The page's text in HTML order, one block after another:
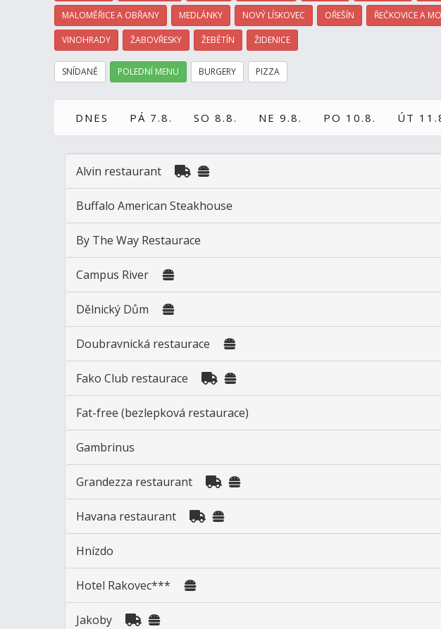
MALOMĚŘICE A OBŘANY MEDLÁNKY NOVÝ LÍSKOVEC OŘEŠÍN ŘEČKOVICE A
VINOHRADY ŽABOVŘESKY ŽEBĚTÍN ŽIDENICE
SNÍDANĚ POLEDNÍ MENU BURGERY PIZZA
DNES PÁ 7.8. SO 8.8. NE 9.8. PO 10.8. ÚT
Alvin restaurant
Buffalo American Steakhouse
By The Way Restaurace
Campus River
Dělnický Dům
Doubravnická restaurace
Fako Club restaurace
Fat-free (bezlepková restaurace)
Gambrinus
Grandezza restaurant
Havana restaurant
Hnízdo
Hotel Rakovec***
Jakoby